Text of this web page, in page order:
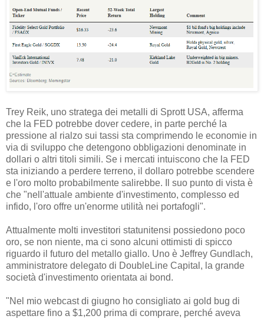
Trey Reik, uno stratega dei metalli di Sprott USA, afferma
che la FED potrebbe dover cedere, in parte perché la
pressione al rialzo sui tassi sta comprimendo le economie in
via di sviluppo che detengono obbligazioni denominate in
dollari o altri titoli simili. Se i mercati intuiscono che la FED
sta iniziando a perdere terreno, il dollaro potrebbe scendere
e l'oro molto probabilmente salirebbe. Il suo punto di vista è
che "nell'attuale ambiente d'investimento, complesso ed
infido, l'oro offre un'enorme utilità nei portafogli".
Attualmente molti investitori statunitensi possiedono poco
oro, se non niente, ma ci sono alcuni ottimisti di spicco
riguardo il futuro del metallo giallo. Uno è Jeffrey Gundlach,
amministratore delegato di DoubleLine Capital, la grande
società d'investimento orientata ai bond.
"Nel mio webcast di giugno ho consigliato ai gold bug di
aspettare fino a $1,200 prima di comprare, perché aveva